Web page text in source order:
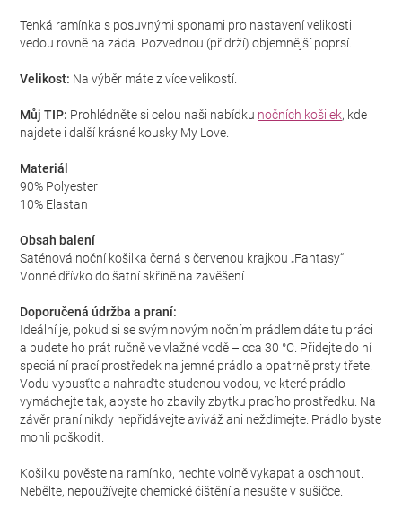
Tenká ramínka s posuvnými sponami pro nastavení velikosti
vedou rovně na záda. Pozvednou (přidrží) objemnější poprsí.
Velikost: Na výběr máte z více velikostí.
Můj TIP: Prohlédněte si celou naši nabídku nočních košilek, kde
najdete i další krásné kousky My Love.
Materiál
90% Polyester
10% Elastan
Obsah balení
Saténová noční košilka černá s červenou krajkou „Fantasy“
Vonné dřívko do šatní skříně na zavěšení
Doporučená údržba a praní:
Ideální je, pokud si se svým novým nočním prádlem dáte tu práci
a budete ho prát ručně ve vlažné vodě – cca 30 °C. Přidejte do ní
speciální prací prostředek na jemné prádlo a opatrně prsty třete.
Vodu vypusťte a nahraďte studenou vodou, ve které prádlo
vymáchejte tak, abyste ho zbavily zbytku pracího prostředku. Na
závěr praní nikdy nepřidávejte aviváž ani neždímejte. Prádlo byste
mohli poškodit.
Košilku pověste na ramínko, nechte volně vykapat a oschnout.
Nebělte, nepoužívejte chemické čištění a nesušte v sušičce.